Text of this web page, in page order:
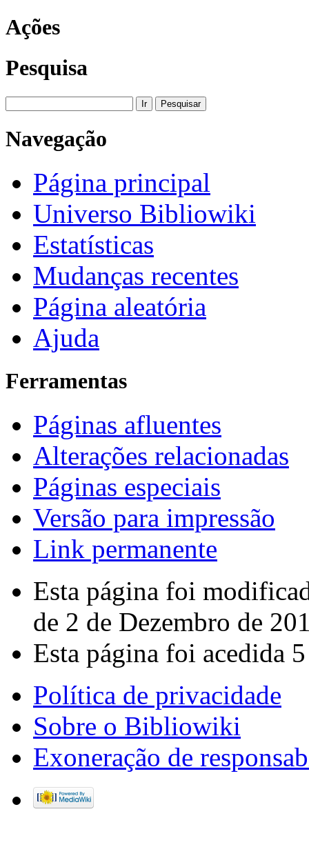
Ações
Pesquisa
Navegação
Página principal
Universo Bibliowiki
Estatísticas
Mudanças recentes
Página aleatória
Ajuda
Ferramentas
Páginas afluentes
Alterações relacionadas
Páginas especiais
Versão para impressão
Link permanente
Esta página foi
de 2 de Dezembro de
Esta página foi acedida
Política de privacidade
Sobre o Bibliowiki
Exoneração de